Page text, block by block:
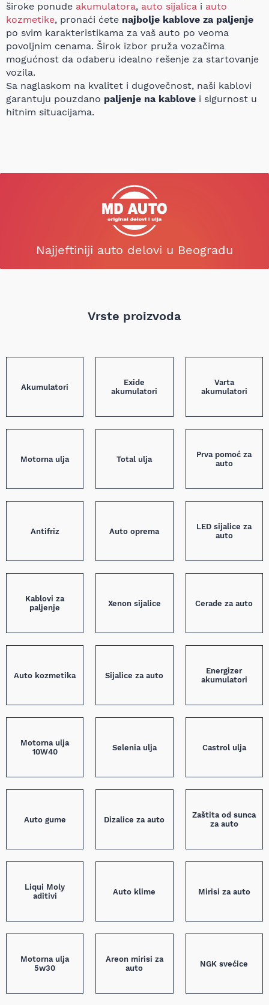
široke ponude akumulatora, auto sijalica i auto
kozmetike, pronaći ćete najbolje kablove za paljenje
po svim karakteristikama za vaš auto po veoma
povoljnim cenama. Širok izbor pruža vozačima
mogućnost da odaberu idealno rešenje za startovanje
vozila.
Sa naglaskom na kvalitet i dugovečnost, naši kablovi
garantuju pouzdano paljenje na kablove i sigurnost u
hitnim situacijama.
Najjeftiniji auto delovi u Beogradu
Vrste proizvoda
Akumulatori
Exide
akumulatori
Varta
akumulatori
Motorna ulja Total ulja
Prva pomoć za
auto
Antifriz Auto oprema
LED sijalice za
auto
Kablovi za
paljenje
Xenon sijalice Cerade za auto
Auto kozmetika Sijalice za auto
Energizer
akumulatori
Motorna ulja
10W40
Selenia ulja Castrol ulja
Auto gume Dizalice za auto
Zaštita od sunca
za auto
Liqui Moly
aditivi
Auto klime Mirisi za auto
Motorna ulja
5w30
Areon mirisi za
auto
NGK svećice